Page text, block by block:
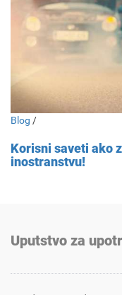
Blog /
Korisni saveti ako
inostranstvu!
Uputstvo za